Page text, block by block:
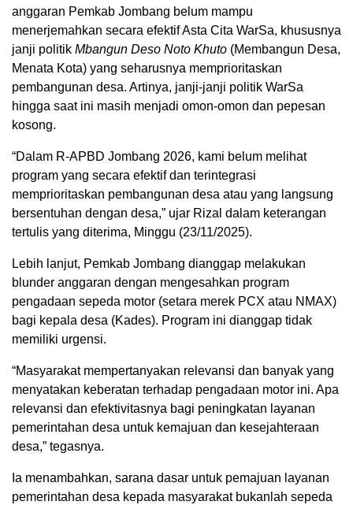
anggaran Pemkab Jombang belum mampu
menerjemahkan secara efektif Asta Cita WarSa, khususnya
janji politik Mbangun Deso Noto Khuto (Membangun Desa,
Menata Kota) yang seharusnya memprioritaskan
pembangunan desa. Artinya, janji-janji politik WarSa
hingga saat ini masih menjadi omon-omon dan pepesan
kosong.
“Dalam R-APBD Jombang 2026, kami belum melihat
program yang secara efektif dan terintegrasi
memprioritaskan pembangunan desa atau yang langsung
bersentuhan dengan desa,” ujar Rizal dalam keterangan
tertulis yang diterima, Minggu (23/11/2025).
Lebih lanjut, Pemkab Jombang dianggap melakukan
blunder anggaran dengan mengesahkan program
pengadaan sepeda motor (setara merek PCX atau NMAX)
bagi kepala desa (Kades). Program ini dianggap tidak
memiliki urgensi.
“Masyarakat mempertanyakan relevansi dan banyak yang
menyatakan keberatan terhadap pengadaan motor ini. Apa
relevansi dan efektivitasnya bagi peningkatan layanan
pemerintahan desa untuk kemajuan dan kesejahteraan
desa,” tegasnya.
Ia menambahkan, sarana dasar untuk pemajuan layanan
pemerintahan desa kepada masyarakat bukanlah sepeda